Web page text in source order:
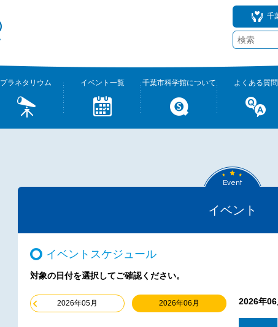
千
プラネタリウム イベント一覧 千葉市科学館について よくある質問
Event
イベント
イベントスケジュール
対象の日付を選択してご確認ください。
2026年05月 2026年06月 2026年06